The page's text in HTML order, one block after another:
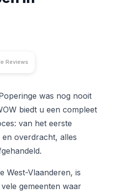
Reviews
was nog nooit
biedt u een compleet
van het eerste
overdracht, alles
West-Vlaanderen, is
gemeenten waar